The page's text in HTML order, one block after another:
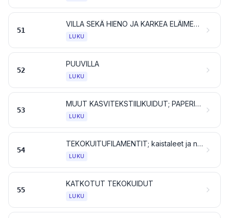
51
VILLA SEKÄ HIENO JA KARKEA ELÄIMENKARVA; JOUHILANKA JA JOUHESTA KUDOTUT KANKAAT
LUKU
52
PUUVILLA
LUKU
53
MUUT KASVITEKSTIILIKUIDUT; PAPERILANKA JA KUDOTUT PAPERILANKAKANKAAT
LUKU
54
TEKOKUITUFILAMENTIT; kaistaleet ja niiden kaltaiset tavarat tekstiilitekokuituaineesta
LUKU
55
KATKOTUT TEKOKUIDUT
LUKU